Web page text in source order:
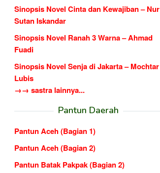
Sinopsis Novel Cinta dan Kewajiban – Nur
Sutan Iskandar
Sinopsis Novel Ranah 3 Warna – Ahmad
Fuadi
Sinopsis Novel Senja di Jakarta – Mochtar
Lubis
→→ sastra lainnya...
Pantun Daerah
Pantun Aceh (Bagian 1)
Pantun Aceh (Bagian 2)
Pantun Batak Pakpak (Bagian 2)